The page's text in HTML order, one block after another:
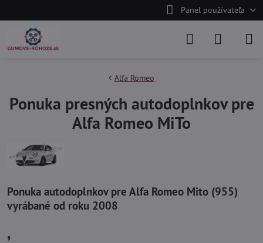
Panel používateľa
Alfa Romeo
Ponuka presných autodoplnkov pre
Alfa Romeo MiTo
Ponuka autodoplnkov pre Alfa Romeo Mito (955)
vyrábané od roku 2008
,